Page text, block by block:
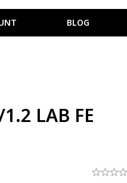
BLOG
LAB FE